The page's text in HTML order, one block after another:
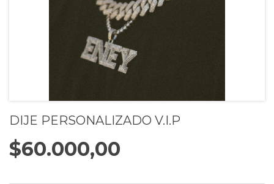
DIJE PERSONALIZADO V.I.P
$60.000,00